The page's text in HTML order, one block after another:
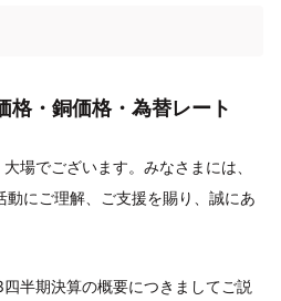
・銅価格・為替レート
大場でございます。みなさまには、
動にご理解、ご支援を賜り、誠にあ
半期決算の概要につきましてご説